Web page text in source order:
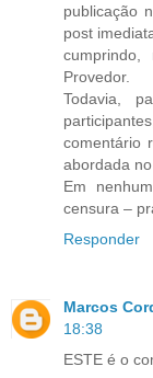
publicação
post
cumprindo,
Provedor.
Todavia,
comentário
abordada no
Em
censura –
Responder
Marcos
18:38
ESTE é o